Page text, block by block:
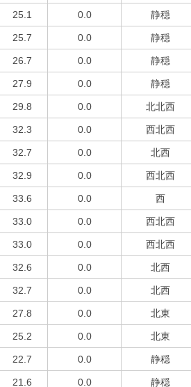
25.1 0.0 静穏
25.7 0.0 静穏
26.7 0.0 静穏
27.9 0.0 静穏
29.8 0.0 北北西
32.3 0.0 西北西
32.7 0.0 北西
32.9 0.0 西北西
33.6 0.0 西
33.0 0.0 西北西
33.0 0.0 西北西
32.6 0.0 北西
32.7 0.0 北西
27.8 0.0 北東
25.2 0.0 北東
22.7 0.0 静穏
21.6 0.0 静穏